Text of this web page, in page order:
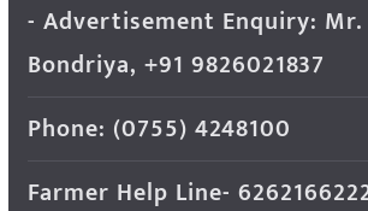
- Advertisement Enquiry: Mr.
Bondriya, +91 9826021837
Phone: (0755) 4248100
Farmer Help Line-